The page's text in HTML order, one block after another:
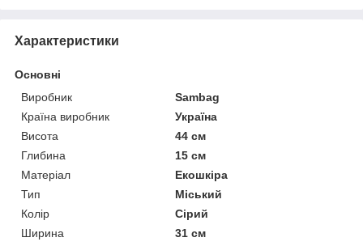
Характеристики
Основні
Виробник
Sambag
Країна виробник
Україна
Висота
44 см
Глибина
15 см
Матеріал
Екошкіра
Тип
Міський
Колір
Сірий
Ширина
31 см